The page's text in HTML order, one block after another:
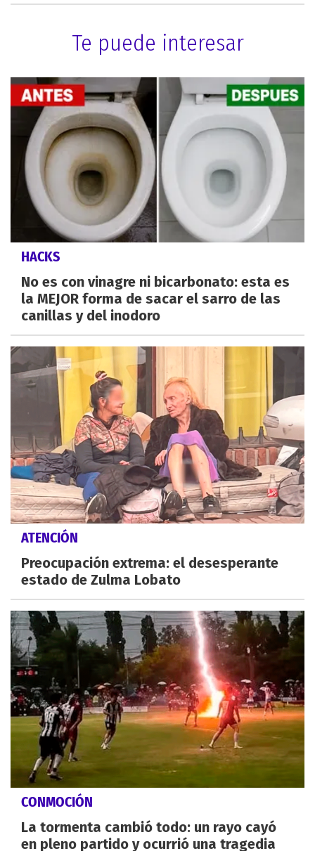
Te puede interesar
HACKS
No es con vinagre ni bicarbonato: esta es
la MEJOR forma de sacar el sarro de las
canillas y del inodoro
ATENCIÓN
Preocupación extrema: el desesperante
estado de Zulma Lobato
CONMOCIÓN
La tormenta cambió todo: un rayo cayó
en pleno partido y ocurrió una tragedia